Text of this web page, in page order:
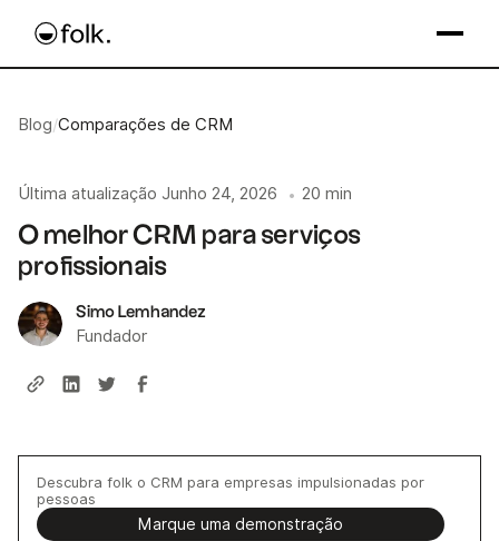
Blog/Comparações de CRM
Última atualização Junho 24, 2026 • 20 min
O melhor CRM para serviços
profissionais
Simo Lemhandez
Fundador
Descubra folk o CRM para empresas impulsionadas por
pessoas
Marque uma demonstração